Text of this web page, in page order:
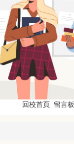
回校首頁 留言板